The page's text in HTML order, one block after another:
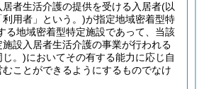
者生活介護の提供を受ける入居者(以
用者」という。)が指定地域密着型特
る地域密着型特定施設であって、当該
設入居者生活介護の事業が行われる
じ。)においてその有する能力に応じ自
ことができるようにするものでなけ